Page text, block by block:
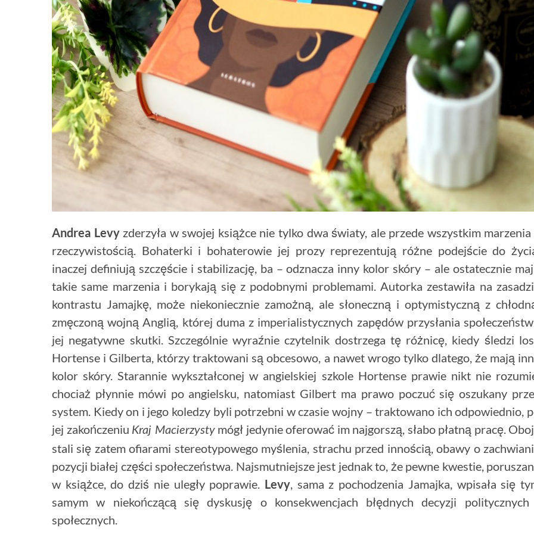
Andrea Levyzderzyła w swojej książce nie tylko dwa światy, ale przede wszystkim marzenia
rzeczywistością. Bohaterki i bohaterowie jej prozy reprezentują różne podejście do
inaczej definiują szczęście i stabilizację, ba – odznacza inny kolor skóry – ale ostatecznie
takie same marzenia i borykają się z podobnymi problemami. Autorka zestawiła na
kontrastu Jamajkę, może niekoniecznie zamożną, ale słoneczną i optymistyczną z
zmęczoną wojną Anglią, której duma z imperialistycznych zapędów przysłania
jej negatywne skutki. Szczególnie wyraźnie czytelnik dostrzega tę różnicę, kiedy śledzi
Hortense i Gilberta, którzy traktowani są obcesowo, a nawet wrogo tylko dlatego, że mają
kolor skóry. Starannie wykształconej w angielskiej szkole Hortense prawie nikt nie
chociaż płynnie mówi po angielsku, natomiast Gilbert ma prawo poczuć się oszukany
system. Kiedy on i jego koledzy byli potrzebni w czasie wojny – traktowano ich odpowiednio,
jej zakończeniu Kraj Macierzystymógł jedynie oferować im najgorszą, słabo płatną pracę.
stali się zatem ofiarami stereotypowego myślenia, strachu przed innością, obawy o
pozycji białej części społeczeństwa. Najsmutniejsze jest jednak to, że pewne kwestie,
w książce, do dziś nie uległy poprawie. Levy, sama z pochodzenia Jamajka, wpisała się
samym w niekończącą się dyskusję o konsekwencjach błędnych decyzji
społecznych.